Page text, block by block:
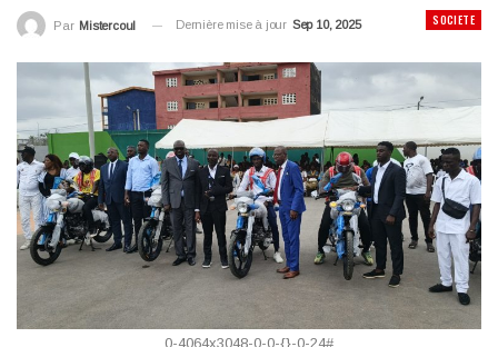
SOCIETE
Par Mistercoul Dernière mise à jour Sep 10, 2025
0-4064x3048-0-0-{}-0-24#